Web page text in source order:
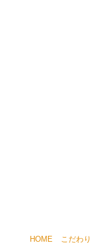
HOME こだわり